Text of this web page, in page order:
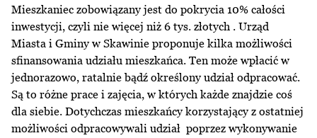
Mieszkaniec zobowiązany jest do pokrycia 10% całości
inwestycji, czyli nie więcej niż 6 tys. złotych . Urząd
Miasta i Gminy w Skawinie proponuje kilka możliwości
sfinansowania udziału mieszkańca. Ten może wpłacić w
jednorazowo, ratalnie bądź określony udział odpracować.
Są to różne prace i zajęcia, w których każde znajdzie coś
dla siebie. Dotychczas mieszkańcy korzystający z ostatniej
możliwości odpracowywali udział poprzez wykonywanie